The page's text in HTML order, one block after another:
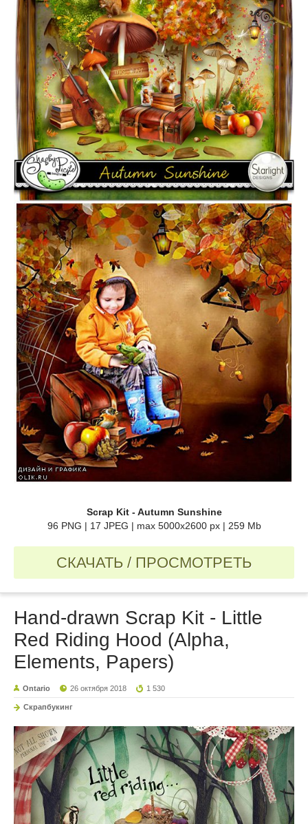
Scrap Kit - Autumn Sunshine
96 PNG | 17 JPEG | max 5000x2600 px | 259 Mb
СКАЧАТЬ / ПРОСМОТРЕТЬ
Hand-drawn Scrap Kit - Little
Red Riding Hood (Alpha,
Elements, Papers)
Ontario 26 октября 2018 1 530
Скрапбукинг